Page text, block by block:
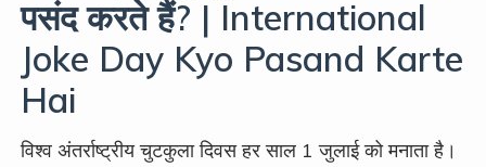
पसंद करते हैं? | International
Joke Day Kyo Pasand Karte
Hai
विश्व अंतर्राष्ट्रीय चुटकुला दिवस हर साल 1 जुलाई को मनाता है।